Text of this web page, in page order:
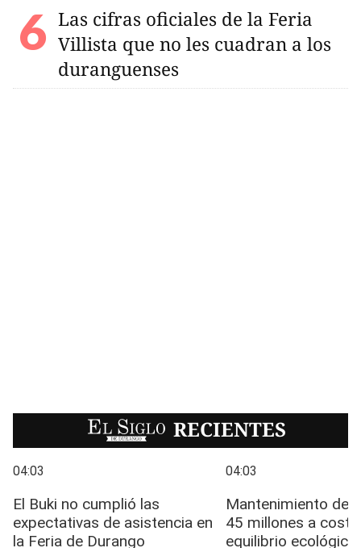
Las cifras oficiales de la Feria
Villista que no les cuadran a los
duranguenses
EL SIGLO RECIENTES